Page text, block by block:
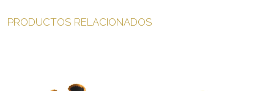
PRODUCTOS RELACIONADOS